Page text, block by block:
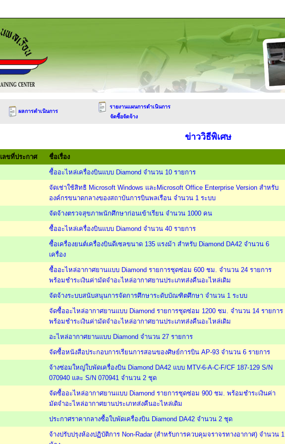
ผลการดำเนินการ
รายงานแผนการดำเนินการ
จัดซื้อจัดจ้าง
ข่าววิธีพิเศษ
เลขที่ประกาศ ชื่อเรื่อง
ซื้ออะไหล่เครื่องบินแบบ Diamond จำนวน 10 รายการ
จัดเช่าใช้สิทธิ Microsoft Windows และMicrosoft Office Enterprise Version สำหรับ
องค์กรขนาดกลางของสถาบันการบินพลเรือน จำนวน 1 ระบบ
จัดจ้างตรวจสุขภาพนักศึกษาก่อนเข้าเรียน จำนวน 1000 คน
ซื้ออะไหล่เครื่องบินแบบ Diamond จำนวน 40 รายการ
ซื้อเครื่องยนต์เครื่องบินดีเซลขนาด 135 แรงม้า สำหรับ Diamond DA42 จำนวน 6
เครื่อง
ซื้ออะไหล่อากาศยานแบบ Diamond รายการชุดซ่อม 600 ชม. จำนวน 24 รายการ
พร้อมชำระเงินค่ามัดจำอะไหล่อากาศยานประเภทส่งคืนอะไหล่เดิม
จัดจ้างระบบสนับสนุนการจัดการศึกษาระดับบัณฑิตศึกษา จำนวน 1 ระบบ
จัดซื้ออะไหล่อากาศยานแบบ Diamond รายการชุดซ่อม 1200 ชม. จำนวน 14 รายการ
พร้อมชำระเงินค่ามัดจำอะไหล่อากาศยานประเภทส่งคืนอะไหล่เดิม
อะไหล่อากาศยานแบบ Diamond จำนวน 27 รายการ
จัดซื้อหนังสือประกอบการเรียนการสอนของศิษย์การบิน AP-93 จำนวน 6 รายการ
จ้างซ่อมใหญ่ใบพัดเครื่องบิน Diamond DA42 แบบ MTV-6-A-C-F/CF 187-129 S/N
070940 และ S/N 070941 จำนวน 2 ชุด
จัดซื้ออะไหล่อากาศยานแบบ Diamond รายการชุดซ่อม 900 ชม. พร้อมชำระเงินค่า
มัดจำอะไหล่อากาศยานประเภทส่งคืนอะไหล่เดิม
ประกาศราคากลางซื้อใบพัดเครื่องบิน Diamond DA42 จำนวน 2 ชุด
จ้างปรับปรุงห้องปฏิบัติการ Non-Radar (สำหรับการควบคุมจราจรทางอากาศ) จำนวน 1